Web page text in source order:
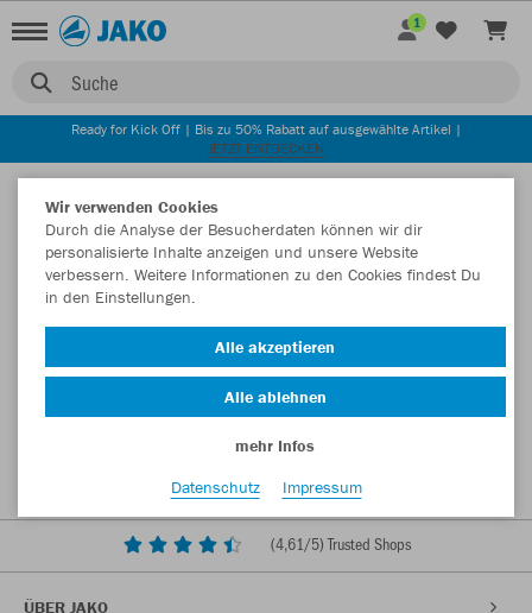
Suche
1
Ready for Kick Off | Bis zu 50% Rabatt auf ausgewählte Artikel |
JETZT ENTDECKEN
(4,61/5) Trusted Shops
ÜBER JAKO
Wir verwenden Cookies
Durch die Analyse der Besucherdaten können wir dir
personalisierte Inhalte anzeigen und unsere Website
verbessern. Weitere Informationen zu den Cookies findest Du
in den Einstellungen.
Alle akzeptieren
Alle ablehnen
mehr Infos
Datenschutz
Impressum